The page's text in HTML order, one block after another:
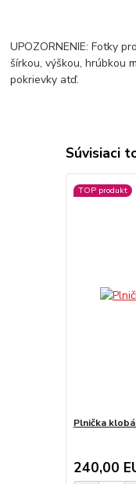
UPOZORNENIE: Fotky
šírkou, výškou, hrúbkou
pokrievky atď.
Súvisiaci
TOP produkt
Plnička
240,00